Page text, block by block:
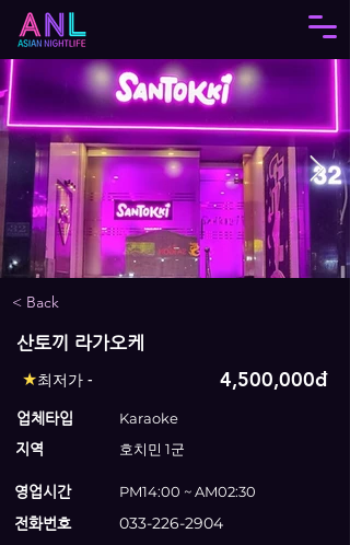
< Back
산토끼 라가오케
★최저가 - 4,500,000đ
업체타입
Karaoke
지역
호치민 1군
영업시간
PM14:00 ~ AM02:30
전화번호
033-226-2904